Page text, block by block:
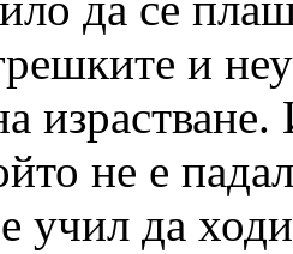
и
не е
учил да